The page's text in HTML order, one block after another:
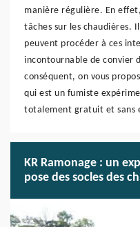
manière régulière. En
tâches sur les chaudières.
peuvent procéder à ces
incontournable de convier
conséquent, on vous
qui est un fumiste
totalement gratuit et sans
KR Ramonage : un
pose des socles des